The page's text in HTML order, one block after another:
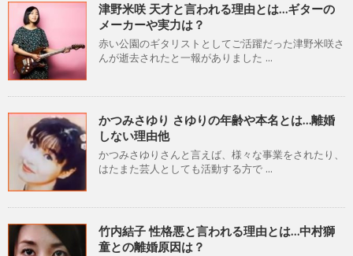
津野米咲 天才と言われる理由とは…ギターの
メーカーや実力は？
赤い公園のギタリストとしてご活躍だった津野米咲さ
んが逝去されたと一報がありました ...
かつみさゆり さゆりの年齢や本名とは…離婚
しない理由他
かつみさゆりさんと言えば、様々な事業をされたり、
はたまた芸人としても活動する方で ...
竹内結子 性格悪と言われる理由とは…中村獅
童との離婚原因は？